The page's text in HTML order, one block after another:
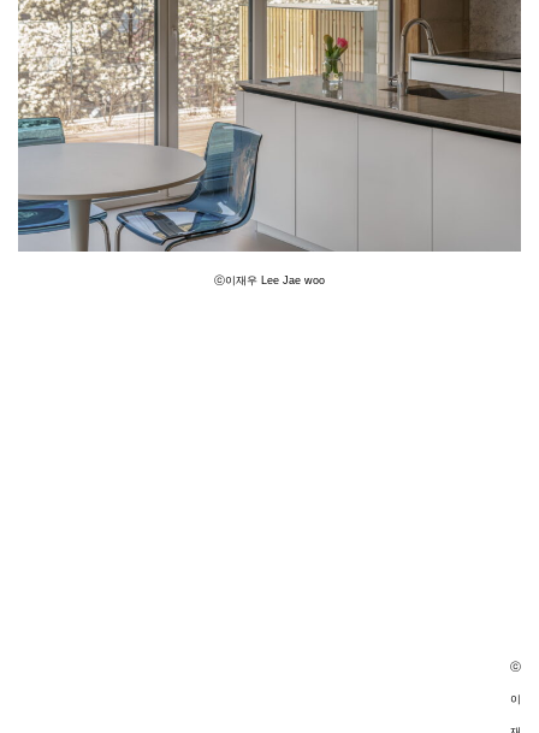
ⓒ이재우 Lee Jae woo
ⓒ
이